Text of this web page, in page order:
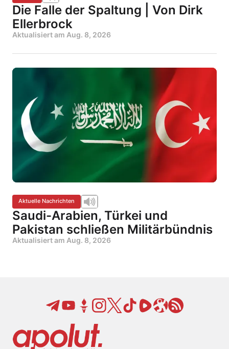
Die Falle der Spaltung | Von Dirk
Ellerbrock
Aktualisiert am Aug. 8, 2026
Aktuelle Nachrichten
Saudi-Arabien, Türkei und
Pakistan schließen Militärbündnis
Aktualisiert am Aug. 8, 2026